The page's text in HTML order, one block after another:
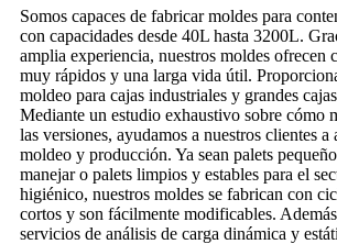
Somos capaces de fabricar moldes para
con capacidades desde 40L hasta 3200L.
amplia experiencia, nuestros moldes ofrecen
muy rápidos y una larga vida útil.
moldeo para cajas industriales y grandes
Mediante un estudio exhaustivo sobre cómo
las versiones, ayudamos a nuestros clientes a
moldeo y producción. Ya sean palets
manejar o palets limpios y estables para el
higiénico, nuestros moldes se fabrican con
cortos y son fácilmente modificables.
servicios de análisis de carga dinámica y